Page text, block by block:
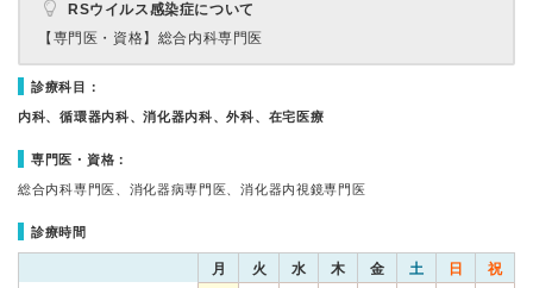
RSウイルス感染症について
【専門医・資格】 総合内科専門医
診療科目：
内科、循環器内科、消化器内科、外科、在宅医療
専門医・資格：
総合内科専門医、消化器病専門医、消化器内視鏡専門医
診療時間
月 火 水 木 金 土 日 祝